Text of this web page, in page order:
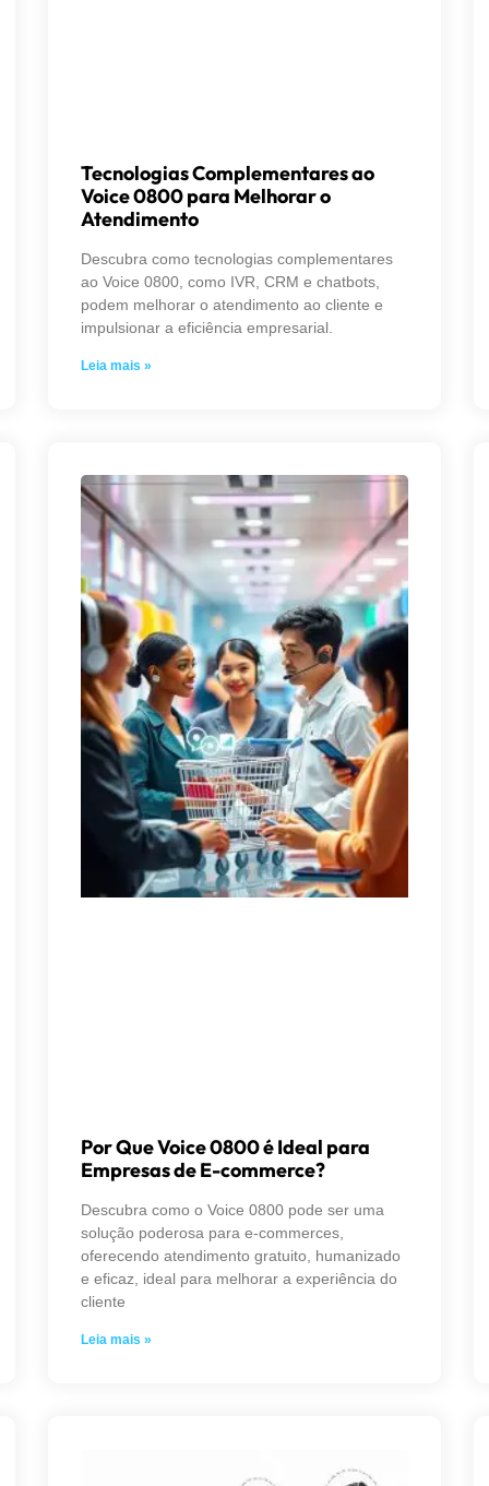
Tecnologias Complementares ao
Voice 0800 para Melhorar o
Atendimento
Descubra como tecnologias complementares
ao Voice 0800, como IVR, CRM e chatbots,
podem melhorar o atendimento ao cliente e
impulsionar a eficiência empresarial.
Leia mais »
Por Que Voice 0800 é Ideal para
Empresas de E-commerce?
Descubra como o Voice 0800 pode ser uma
solução poderosa para e-commerces,
oferecendo atendimento gratuito, humanizado
e eficaz, ideal para melhorar a experiência do
cliente
Leia mais »